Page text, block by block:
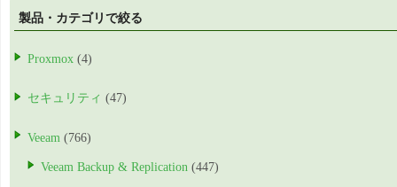
製品・カテゴリで絞る
Proxmox (4)
セキュリティ (47)
Veeam (766)
Veeam Backup & Replication (447)